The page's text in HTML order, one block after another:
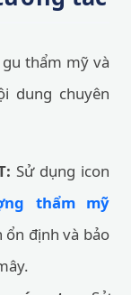
thẩm mỹ và
dung chuyên
Sử dụng icon
thẩm mỹ
ổn định và bảo